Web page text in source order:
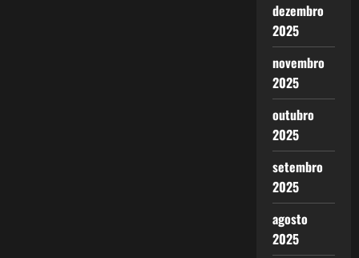
dezembro
2025
novembro
2025
outubro
2025
setembro
2025
agosto
2025